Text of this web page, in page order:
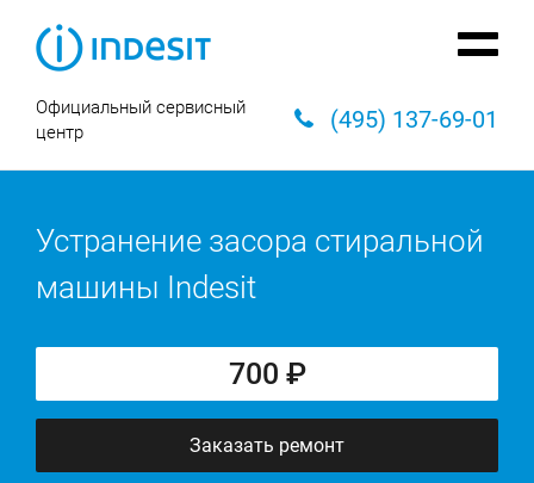
Официальный сервисный
центр
(495) 137-69-01
Устранение засора стиральной
машины Indesit
700 ₽
Заказать ремонт